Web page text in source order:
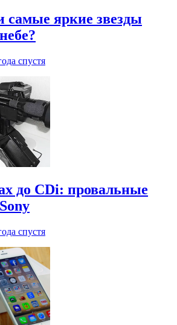
самые яркие звезды
спустя
до CDi: провальные
спустя